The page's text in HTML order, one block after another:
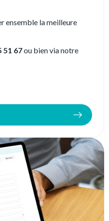
ensemble la meilleure
51 67ou bien via notre